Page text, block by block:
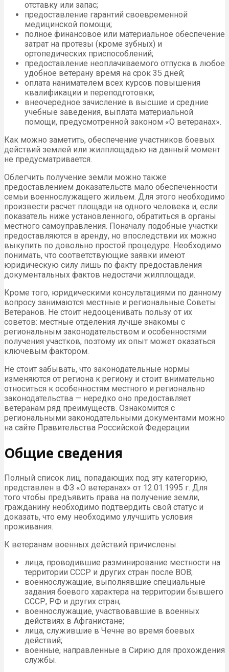
отставку или запас;
предоставление гарантий своевременной
медицинской помощи;
полное финансовое или материальное обеспечение
затрат на протезы (кроме зубных) и
ортопедических приспособлений;
предоставление неоплачиваемого отпуска в любое
удобное ветерану время на срок 35 дней;
оплата нанимателем всех курсов повышения
квалификации и переподготовки;
внеочередное зачисление в высшие и средние
учебные заведения, выплата материальной
помощи, предусмотренной законом «О ветеранах».
Как можно заметить, обеспечение участников боевых
действий землей или жилплощадью на данный момент
не предусматривается.
Облегчить получение земли можно также
предоставлением доказательств мало обеспеченности
семьи военнослужащего жильем. Для этого необходимо
произвести расчет площади на одного человека и, если
показатель ниже установленного, обратиться в органы
местного самоуправления. Поначалу подобные участки
предоставляются в аренду, но впоследствии их можно
выкупить по довольно простой процедуре. Необходимо
понимать, что соответствующие заявки имеют
юридическую силу лишь по факту предоставления
документальных фактов недостачи жилплощади.
Кроме того, юридическими консультациями по данному
вопросу занимаются местные и региональные Советы
Ветеранов. Не стоит недооценивать пользу от их
советов: местные отделения лучше знакомы с
региональным законодательством и особенностями
получения участков, поэтому их опыт может оказаться
ключевым фактором.
Не стоит забывать, что законодательные нормы
изменяются от региона к региону и стоит внимательно
относиться к особенностям местного и регионально
законодательства — нередко оно предоставляет
ветеранам ряд преимуществ. Ознакомится с
региональными законодательными документами можно
на сайте Правительства Российской Федерации.
Общие сведения
Полный список лиц, попадающих под эту категорию,
представлен в ФЗ «О ветеранах» от 12.01.1995 г. Для
того чтобы предъявить права на получение земли,
гражданину необходимо подтвердить свой статус и
доказать, что ему необходимо улучшить условия
проживания.
К ветеранам военных действий причислены:
лица, проводившие разминирование местности на
территории СССР и других стран после ВОВ;
военнослужащие, выполнявшие специальные
задания боевого характера на территории бывшего
СССР, РФ и других стран;
военнослужащие, участвовавшие в военных
действиях в Афганистане;
лица, служившие в Чечне во время боевых
действий;
военные, направленные в Сирию для прохождения
службы.